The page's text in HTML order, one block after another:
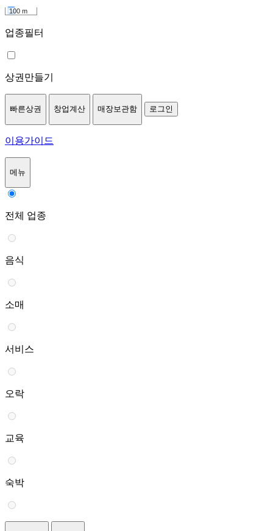
100 m
업종필터
상권만들기
빠른상권 창업계산 매장보관함 로그인
이용가이드
메뉴
전체 업종
음식
소매
서비스
오락
교육
숙박